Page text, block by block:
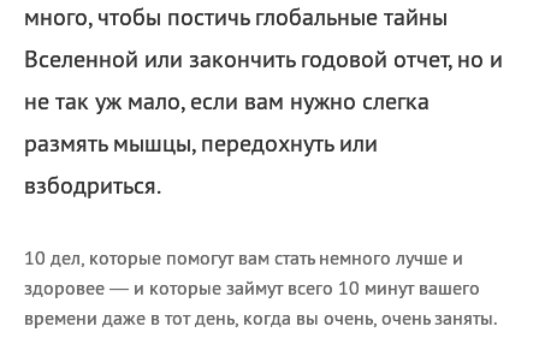
много, чтобы постичь глобальные тайны
Вселенной или закончить годовой отчет, но и
не так уж мало, если вам нужно слегка
размять мышцы, передохнуть или
взбодриться.
10 дел, которые помогут вам стать немного лучше и
здоровее — и которые займут всего 10 минут вашего
времени даже в тот день, когда вы очень, очень заняты.